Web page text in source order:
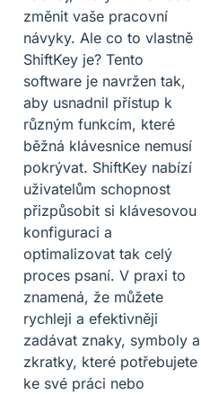
změnit vaše pracovní
návyky. Ale co to vlastně
ShiftKey je? Tento
software je navržen tak,
aby usnadnil přístup k
různým funkcím, které
běžná klávesnice nemusí
pokrývat. ShiftKey nabízí
uživatelům schopnost
přizpůsobit si klávesovou
konfiguraci a
optimalizovat tak celý
proces psaní. V praxi to
znamená, že můžete
rychleji a efektivněji
zadávat znaky, symboly a
zkratky, které potřebujete
ke své práci nebo